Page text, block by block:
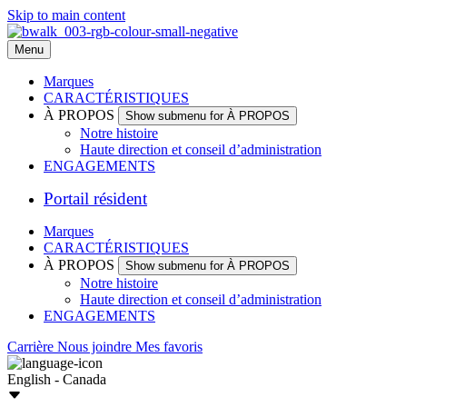
Skip to main content
Menu
Marques
CARACTÉRISTIQUES
À PROPOS
Show submenu for À PROPOS
Notre histoire
Haute direction et conseil d’administration
ENGAGEMENTS
Portail résident
Marques
CARACTÉRISTIQUES
À PROPOS
Show submenu for À PROPOS
Notre histoire
Haute direction et conseil d’administration
ENGAGEMENTS
Carrière Nous joindre Mes favoris
English - Canada